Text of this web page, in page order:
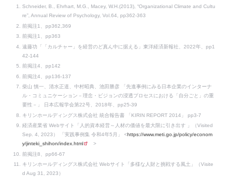
Schneider, B., Ehrhart, M.G., Macey, W.H.(2013), “Organizational Climate and Cultu
re”, Annual Review of Psychology, Vol.64, pp362-363
前掲注1、pp362,369
前掲注1、pp363
遠藤功「「カルチャー」を経営のど真ん中に据える」東洋経済新報社、2022年、pp1
42-144
前掲注4、pp142
前掲注4、pp136-137
柴山 慎一、清水正道、中村昭典、池田勝彦 「先進事例にみる日本企業のインターナ
ル・コミュニケーション－理念・ビジョンの浸透プロセスにおける「自分ごと」の重
要性－」 日本広報学会第22号、2018年、pp25-39
キリンホールディングス株式会社 統合報告書 「KIRIN REPORT 2014」 pp3-7
経済産業省 Webサイト「人的資本経営～人材の価値を最大限に引き出す 」（Visited
Sep. 4, 2023） 「実践事例集 令和4年5月」 <https://www.meti.go.jp/policy/econom
y/jinteki_shihon/index.html
>
前掲注8、pp66-67
キリンホールディングス株式会社 Webサイト「多様な人財と挑戦する風土」（Visite
d Aug 31, 2023）